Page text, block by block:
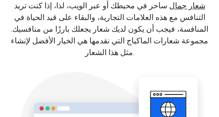
شعار جمال ساحر في محيطك أو عبر الويب، لذا، إذا كنت تريد
التنافس مع هذه العلامات التجارية، والبقاء على قيد الحياة في
المنافسة، فيجب أن يكون لديك شعار يجعلك بارزًا من منافسيك.
مجموعة شعارات الماكياج التي نقدمها هي الخيار الأفضل لإنشاء
مثل هذا الشعار.